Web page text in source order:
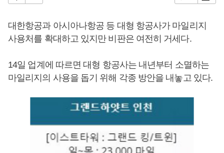
대한항공과 아시아나항공 등 대형 항공사가 마일리지
사용처를 확대하고 있지만 비판은 여전히 거세다.
14일 업계에 따르면 대형 항공사는 내년부터 소멸하는
마일리지의 사용을 돕기 위해 각종 방안을 내놓고 있다.